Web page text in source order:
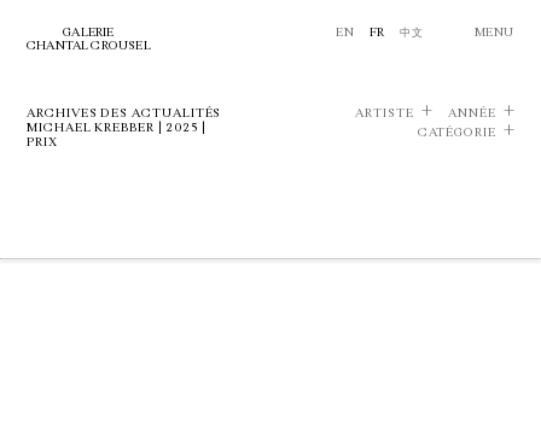
GALERIE
CHANTAL CROUSEL
EN FR 中文 MENU
ARCHIVES DES ACTUALITÉS
MICHAEL KREBBER | 2025 |
PRIX
ARTISTE
ANNÉE
CATÉGORIE